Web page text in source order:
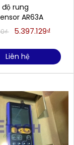
rung
AR63A
5.397.129₫
Liên hệ